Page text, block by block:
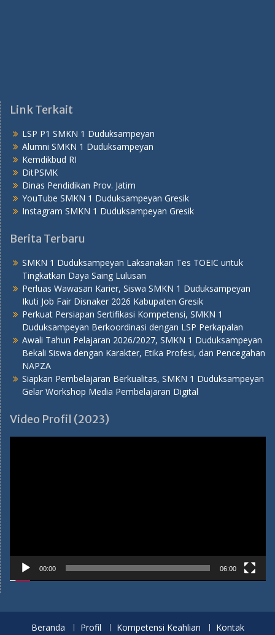
Link Terkait
LSP P1 SMKN 1 Duduksampeyan
Alumni SMKN 1 Duduksampeyan
Kemdikbud RI
DitPSMK
Dinas Pendidikan Prov. Jatim
YouTube SMKN 1 Duduksampeyan Gresik
Instagram SMKN 1 Duduksampeyan Gresik
Berita Terbaru
SMKN 1 Duduksampeyan Laksanakan Tes TOEIC untuk
Tingkatkan Daya Saing Lulusan
Perluas Wawasan Karier, Siswa SMKN 1 Duduksampeyan
Ikuti Job Fair Disnaker 2026 Kabupaten Gresik
Perkuat Persiapan Sertifikasi Kompetensi, SMKN 1
Duduksampeyan Berkoordinasi dengan LSP Perkapalan
Awali Tahun Pelajaran 2026/2027, SMKN 1 Duduksampeyan
Bekali Siswa dengan Karakter, Etika Profesi, dan Pencegahan
NAPZA
Siapkan Pembelajaran Berkualitas, SMKN 1 Duduksampeyan
Gelar Workshop Media Pembelajaran Digital
Video Profil (2023)
00:00 06:00
Beranda Profil Kompetensi Keahlian Kontak